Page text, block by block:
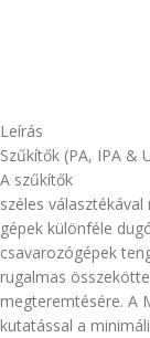
Leírás
Szűkítők (PA, IPA &
A szűkítők
széles választékával
gépek különféle
csavarozógépek
rugalmas
megteremtésére. A
kutatással a